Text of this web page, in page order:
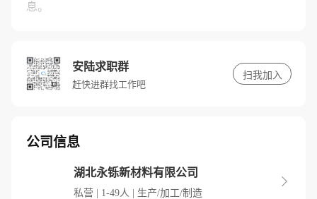
息。
安陆求职群
赶快进群找工作吧
扫我加入
公司信息
湖北永铄新材料有限公司
私营 | 1-49人 | 生产/加工/制造
